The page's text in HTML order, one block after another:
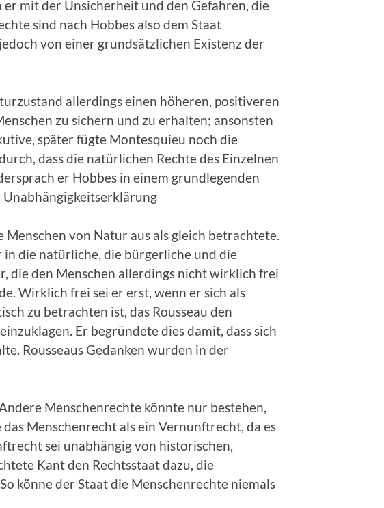
er mit der Unsicherheit und den Gefahren, die
sind nach Hobbes also dem Staat
von einer grundsätzlichen Existenz der
allerdings einen höheren, positiveren
zu sichern und zu erhalten; ansonsten
später fügte Montesquieu noch die
dass die natürlichen Rechte des Einzelnen
er Hobbes in einem grundlegenden
Unabhängigkeitserklärung
von Natur aus als gleich betrachtete.
in die natürliche, die bürgerliche und die
die den Menschen allerdings nicht wirklich frei
Wirklich frei sei er erst, wenn er sich als
zu betrachten ist, das Rousseau den
Er begründete dies damit, dass sich
Rousseaus Gedanken wurden in der
Menschenrechte könnte nur bestehen,
Menschenrecht als ein Vernunftrecht, da es
sei unabhängig von historischen,
Kant den Rechtsstaat dazu, die
könne der Staat die Menschenrechte niemals